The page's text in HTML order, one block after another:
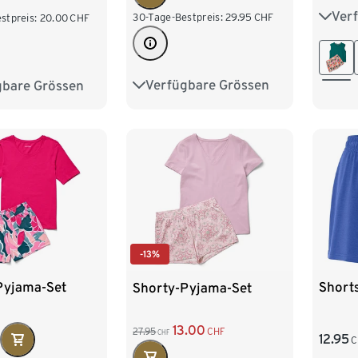
20.00CHF
Grössen
M 40/42
30-Tage-Bestpreis: 29.95 CHF
Verfügbare Grössen
XS 32/34 S 36/38
XL 48/50
XS
M 40/
Set
-13%
Shorty-Pyjama-Set
27.95 CHF 13.00 CHF 12.95